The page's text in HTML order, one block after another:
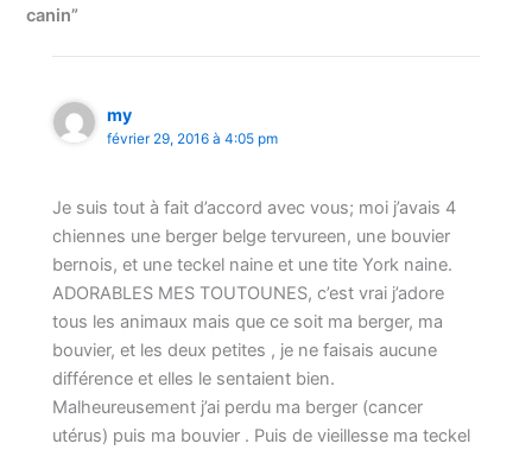
canin”
my
février 29, 2016 à 4:05 pm
Je suis tout à fait d’accord avec vous; moi j’avais 4
chiennes une berger belge tervureen, une bouvier
bernois, et une teckel naine et une tite York naine.
ADORABLES MES TOUTOUNES, c’est vrai j’adore
tous les animaux mais que ce soit ma berger, ma
bouvier, et les deux petites , je ne faisais aucune
différence et elles le sentaient bien.
Malheureusement j’ai perdu ma berger (cancer
utérus) puis ma bouvier . Puis de vieillesse ma teckel